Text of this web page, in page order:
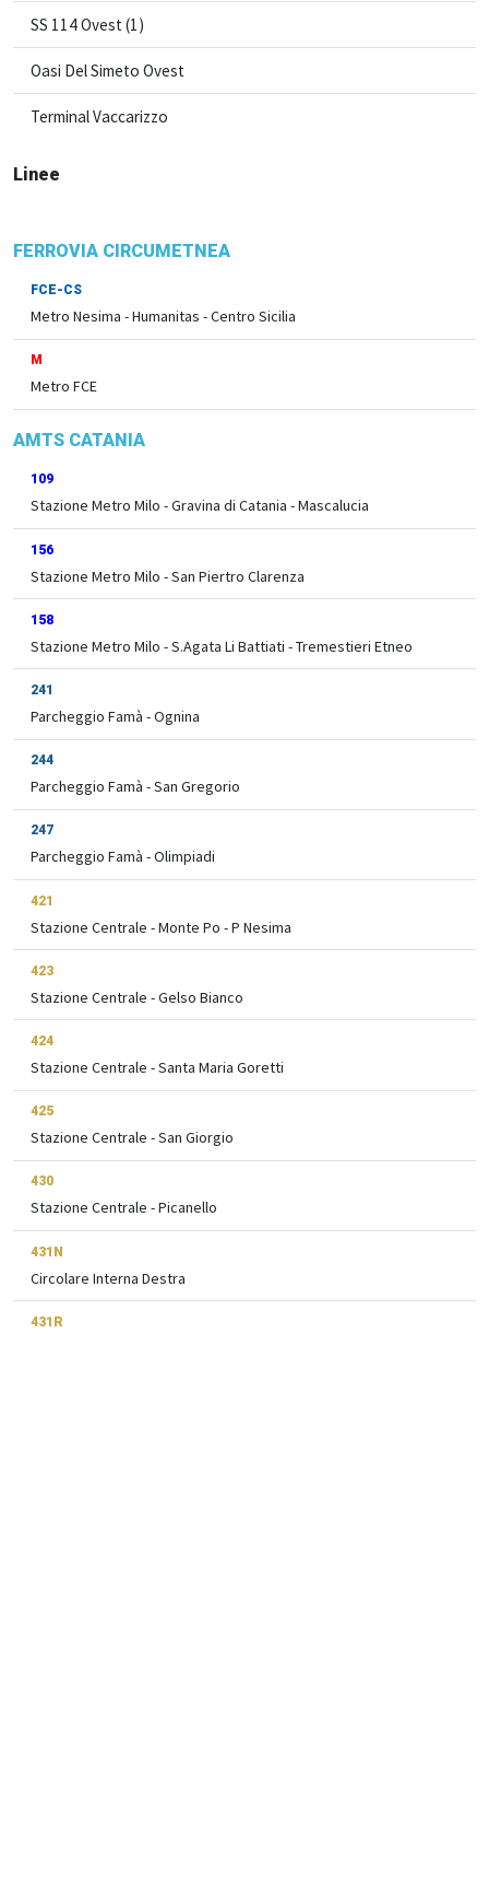
Linee
FERROVIA CIRCUMETNEA
FCE-CS
Metro Nesima - Humanitas - Centro Sicilia
M
Metro FCE
AMTS CATANIA
109
Stazione Metro Milo - Gravina di Catania - Mascalucia
156
Stazione Metro Milo - San Piertro Clarenza
158
Stazione Metro Milo - S.Agata Li Battiati - Tremestieri Etneo
241
Parcheggio Famà - Ognina
244
Parcheggio Famà - San Gregorio
247
Parcheggio Famà - Olimpiadi
421
Stazione Centrale - Monte Po - P Nesima
423
Stazione Centrale - Gelso Bianco
424
Stazione Centrale - Santa Maria Goretti
425
Stazione Centrale - San Giorgio
430
Stazione Centrale - Picanello
431N
Circolare Interna Destra
431R
SS 114 Ovest (1)
Oasi Del Simeto Ovest
Terminal Vaccarizzo